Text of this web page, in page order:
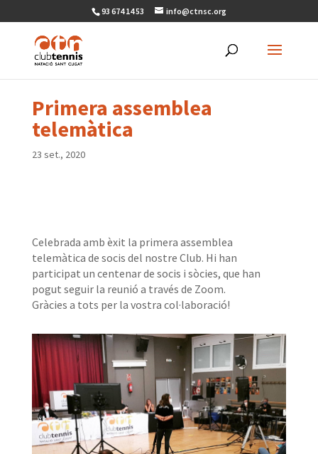
93 674 14 53 info@ctnsc.org
Primera assemblea
telemàtica
23 set., 2020
Celebrada amb èxit la primera assemblea
telemàtica de socis del nostre Club. Hi han
participat un centenar de socis i sòcies, que han
pogut seguir la reunió a través de Zoom.
Gràcies a tots per la vostra col·laboració!